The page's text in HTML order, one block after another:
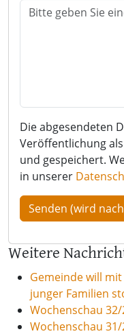
Die abgesendeten
Veröffentlichung
und gespeichert.
in unserer
Weitere
Gemeinde will
junger Familien
Wochenschau
Wochenschau